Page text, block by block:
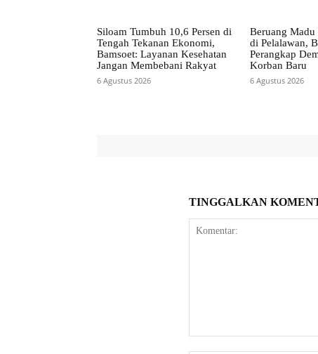
Siloam Tumbuh 10,6 Persen di
Tengah Tekanan Ekonomi,
Bamsoet: Layanan Kesehatan
Jangan Membebani Rakyat
6 Agustus 2026
Beruang Madu
di Pelalawan,
Perangkap
Korban Baru
6 Agustus 2026
TINGGALKAN